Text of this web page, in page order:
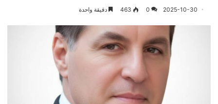
2025-10-30
0
463 دقيقة واحدة